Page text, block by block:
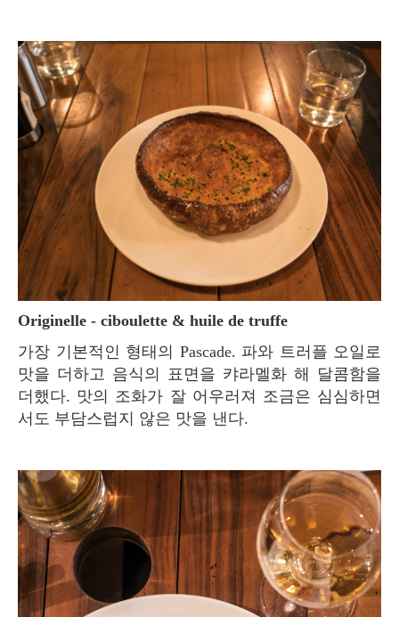
Originelle - ciboulette & huile de truffe
가장 기본적인 형태의 Pascade. 파와 트러플 오일로
맛을 더하고 음식의 표면을 캬라멜화 해 달콤함을
더했다. 맛의 조화가 잘 어우러져 조금은 심심하면
서도 부담스럽지 않은 맛을 낸다.